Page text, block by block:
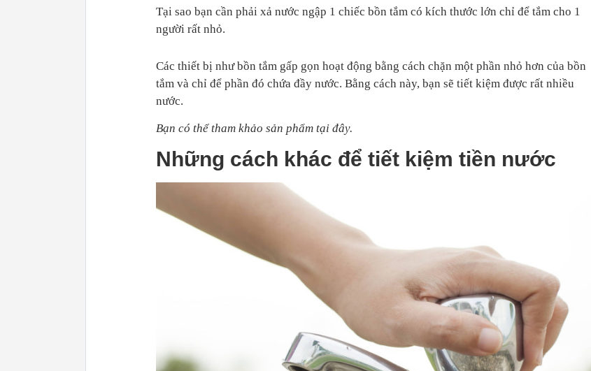
Tại sao bạn cần phải xả nước ngập 1 chiếc bồn tắm có kích thước lớn chỉ để tắm cho 1
người rất nhỏ.
Các thiết bị như bồn tắm gấp gọn hoạt động bằng cách chặn một phần nhỏ hơn của bồn
tắm và chỉ để phần đó chứa đầy nước. Bằng cách này, bạn sẽ tiết kiệm được rất nhiều
nước.
Bạn có thể tham khảo sản phẩm tại đây.
Những cách khác để tiết kiệm tiền nước